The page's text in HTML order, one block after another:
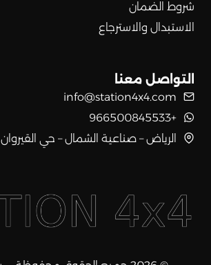
شروط الضمان
الاستبدال والاسترجاع
التواصل معنا
info@station4x4.com
+966500845533
الرياض – صناعية الشمال – حي القيروان